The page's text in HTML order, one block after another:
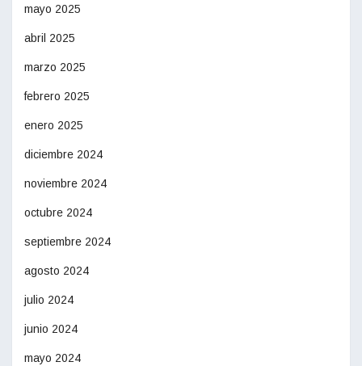
mayo 2025
abril 2025
marzo 2025
febrero 2025
enero 2025
diciembre 2024
noviembre 2024
octubre 2024
septiembre 2024
agosto 2024
julio 2024
junio 2024
mayo 2024